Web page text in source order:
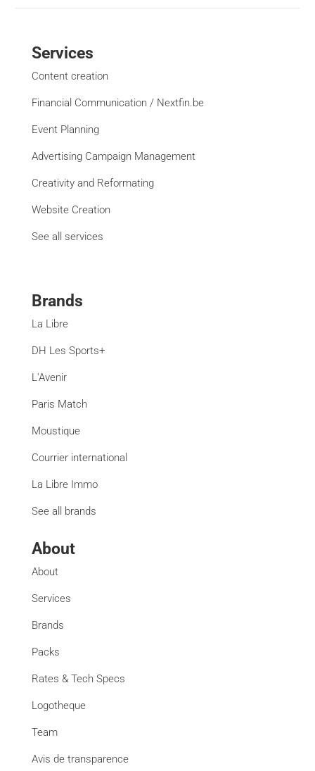
Services
Content creation
Financial Communication / Nextfin.be
Event Planning
Advertising Campaign Management
Creativity and Reformating
Website Creation
See all services
Brands
La Libre
DH Les Sports+
L'Avenir
Paris Match
Moustique
Courrier international
La Libre Immo
See all brands
About
About
Services
Brands
Packs
Rates & Tech Specs
Logotheque
Team
Avis de transparence